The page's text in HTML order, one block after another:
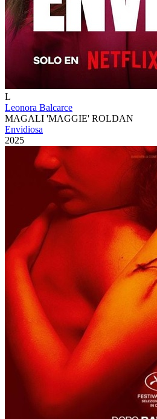
L
Leonora Balcarce
MAGALI 'MAGGIE' ROLDAN
Envidiosa
2025